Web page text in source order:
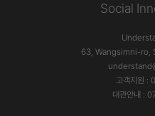
Social
63, Wangsimni-ro,
고객지원
대관안내 :